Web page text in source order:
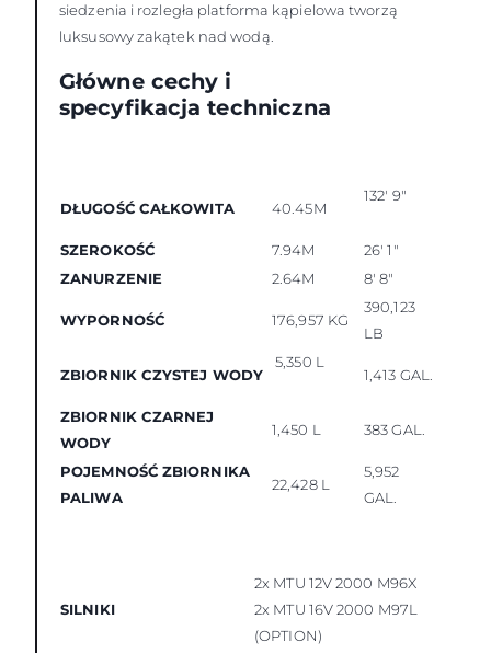
siedzenia i rozległa platforma kąpielowa tworzą
luksusowy zakątek nad wodą.
Główne cechy i
specyfikacja techniczna
DŁUGOŚĆ CAŁKOWITA 40.45M
132' 9"
SZEROKOŚĆ 7.94M
26' 1"
ZANURZENIE
2.64M 8' 8"
WYPORNOŚĆ 176,957 KG
390,123
LB
ZBIORNIK CZYSTEJ WODY
5,350 L
1,413 GAL.
ZBIORNIK CZARNEJ
WODY
1,450 L 383 GAL.
POJEMNOŚĆ ZBIORNIKA
PALIWA
22,428 L
5,952
GAL.
SILNIKI
2x MTU 12V 2000 M96X
2x MTU 16V 2000 M97L
(OPTION)